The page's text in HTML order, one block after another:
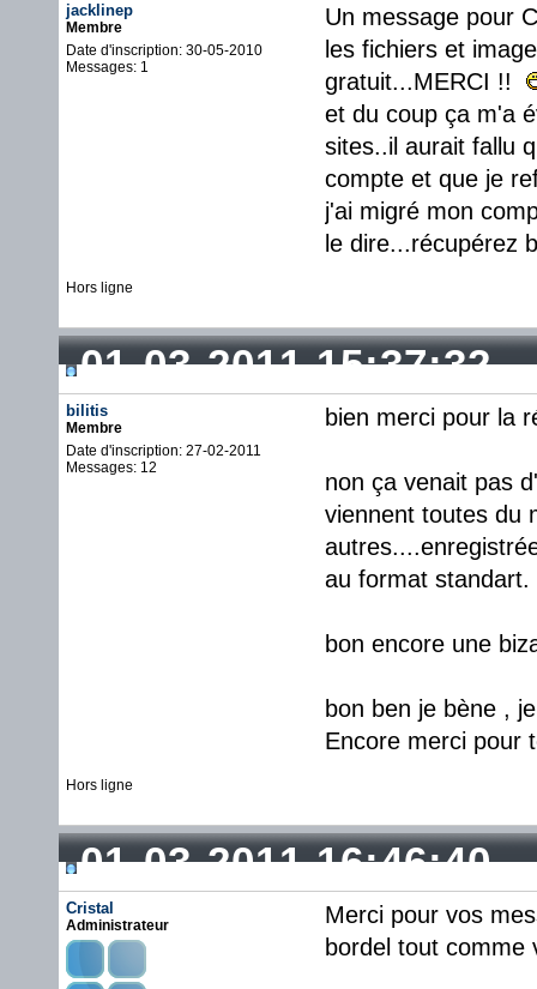
jacklinep
Membre
Date d'inscription: 30-05-2010
Messages: 1
Un message pour
les fichiers et
gratuit...MERCI !!
et du coup ça m'a
sites..il aurait fallu
compte et que je
j'ai migré mon
le dire...récupérez
Hors ligne
01-03-2011 15:37:32
bilitis
Membre
Date d'inscription: 27-02-2011
Messages: 12
bien merci pour la
non ça venait pas
viennent toutes du
au format standart.
bon encore une
bon ben je bène ,
Encore merci pour
Hors ligne
01-03-2011 16:46:40
Cristal
Administrateur
Merci pour vos
bordel tout comme